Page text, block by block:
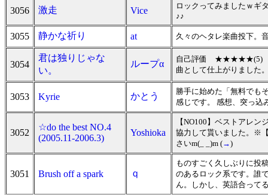
3056 激走 Vice
ロックってみましたｗギ
♪♪
3055 静かな祈り at 久々のヘタレ楽曲投下。
3054
君は独りじゃな
い。
ループα
自己評価 ★★★★★(5) ふ
曲として仕上がりました
3053 Kyrie かとう
勝手に始めた「無料でも
感じです。 感想、突っ込
3052
☆do the best NO.4
(2005.11-2006.3)
Yoshioka
【NO100】ベストアレ
協力して貰いました。※
さいm(_ _)m (→)
3051 Brush off a spark ｑ
ものすごく久しぶりに投
のあるロック系です。誰
ん。しかし、英語合っ